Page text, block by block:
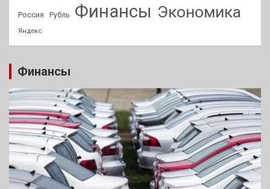
Россия Рубль Финансы Экономика
Яндекс
Финансы